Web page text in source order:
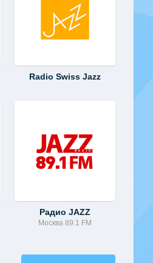
Radio Swiss Jazz
Радио JAZZ
Москва 89.1 FM